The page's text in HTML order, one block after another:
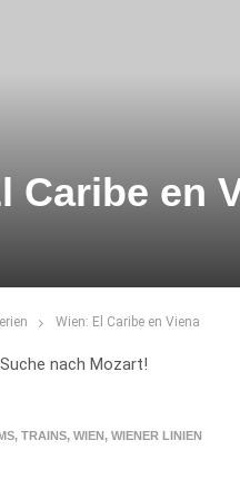
Caribe en
Wien: El Caribe en Viena
nach Mozart!
, TRAINS, WIEN, WIENER LINIEN